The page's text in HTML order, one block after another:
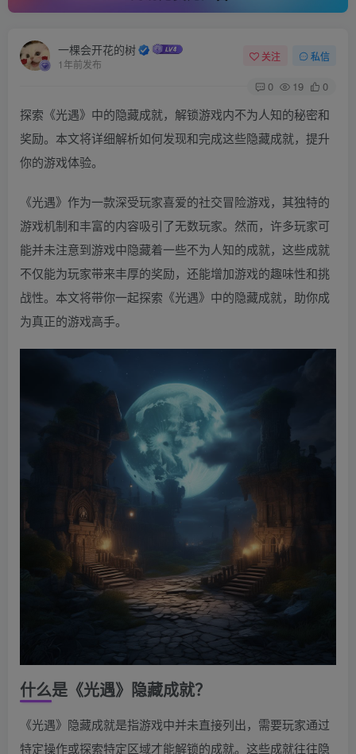
一棵会开花的树
1年前发布
关注 私信
0 19 0
探索《光遇》中的隐藏成就，解锁游戏内不为人知的秘密和
奖励。本文将详细解析如何发现和完成这些隐藏成就，提升
你的游戏体验。
《光遇》作为一款深受玩家喜爱的社交冒险游戏，其独特的
游戏机制和丰富的内容吸引了无数玩家。然而，许多玩家可
能并未注意到游戏中隐藏着一些不为人知的成就，这些成就
不仅能为玩家带来丰厚的奖励，还能增加游戏的趣味性和挑
战性。本文将带你一起探索《光遇》中的隐藏成就，助你成
为真正的游戏高手。
什么是《光遇》隐藏成就？
《光遇》隐藏成就是指游戏中并未直接列出，需要玩家通过
特定操作或探索特定区域才能解锁的成就。这些成就往往隐